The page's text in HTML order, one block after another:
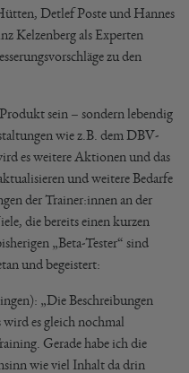
Detlef Poste und Hannes
Kelzenberg als Experten
zu den
sein – sondern lebendig
wie z.B. dem DBV-
es weitere Aktionen und das
und weitere Bedarfe
der Trainer:innen an der
die bereits einen kurzen
„Beta-Tester“ sind
und begeistert:
„Die Beschreibungen
es gleich nochmal
Gerade habe ich die
wie viel Inhalt da drin